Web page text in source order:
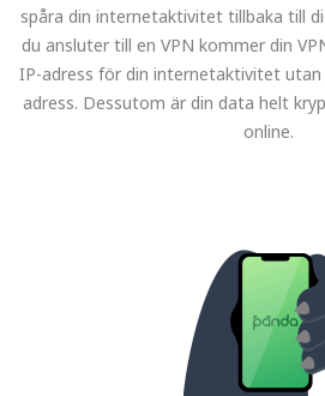
spåra din internetaktivitet tillbaka till
du ansluter till en VPN kommer din
IP-adress för din internetaktivitet
adress. Dessutom är din data helt
online.